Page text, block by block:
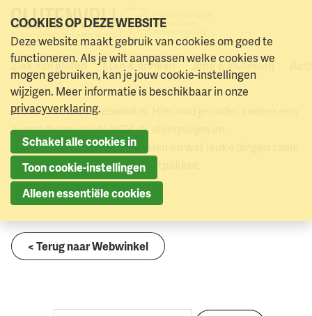
Naar menu Naar hoofdinhoud
Ziek van gluten Eten & drinken Jong & glutenvrij
Webwinkel Farsi dieetvertaling (Perzisch) (download)
Webwinkel
Welkom in onze webwinkel. Hier vind je onder andere een
aantal flyers van de NCV, de dieetpasjes en
dieetvertalingen in zo’n 40 talen en wat leuke dingen zoals
een poster en het spreekbeurtpakket.
< Terug naar Webwinkel
COOKIES OP DEZE WEBSITE
Deze website maakt gebruik van cookies om goed te
functioneren. Als je wilt aanpassen welke cookies we
mogen gebruiken, kan je jouw cookie-instellingen
wijzigen. Meer informatie is beschikbaar in onze
privacyverklaring.
Schakel alle cookies in
Toon cookie-instellingen
Alleen essentiële cookies